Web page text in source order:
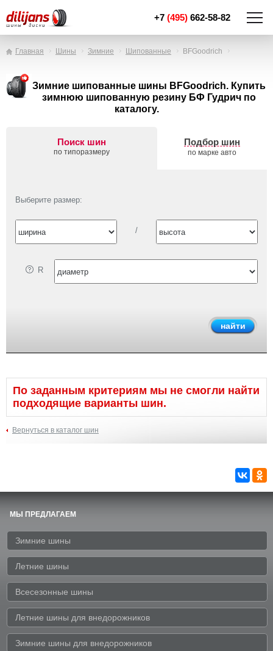
+7 (495) 662-58-82
Главная Шины Зимние Шипованные BFGoodrich
Зимние шипованные шины BFGoodrich. Купить
зимнюю шипованную резину БФ Гудрич по
каталогу.
Поиск шин
по типоразмеру
Подбор шин
по марке авто
Выберите размер:
/
R
По заданным критериям мы не смогли найти
подходящие варианты шин.
Вернуться в каталог шин
МЫ ПРЕДЛАГАЕМ
Зимние шины
Летние шины
Всесезонные шины
Летние шины для внедорожников
Зимние шины для внедорожников